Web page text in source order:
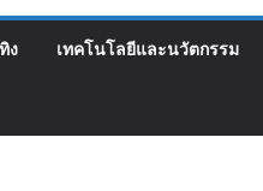
ถิ่นไทย” เฟ้นหาเมนู
ก
ง เทคโนโลยีและนวัตกรรม